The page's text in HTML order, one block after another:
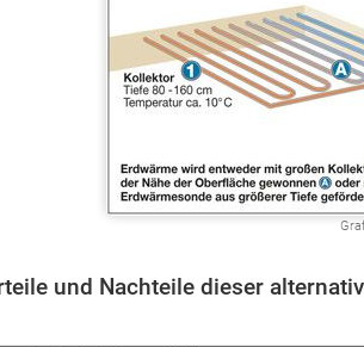
und Nachteile dieser